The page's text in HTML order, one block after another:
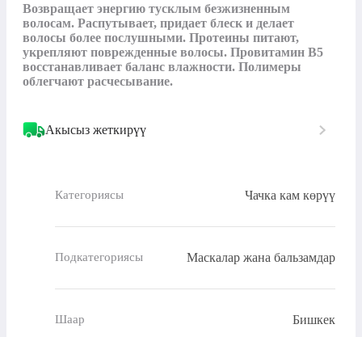
Возвращает энергию тусклым безжизненным
волосам. Распутывает, придает блеск и делает
волосы более послушными. Протеины питают,
укрепляют поврежденные волосы. Провитамин В5
восстанавливает баланс влажности. Полимеры
облегчают расчесывание.
Акысыз жеткирүү
Категориясы Чачка кам көрүү
Подкатегориясы Маскалар жана бальзамдар
Шаар Бишкек